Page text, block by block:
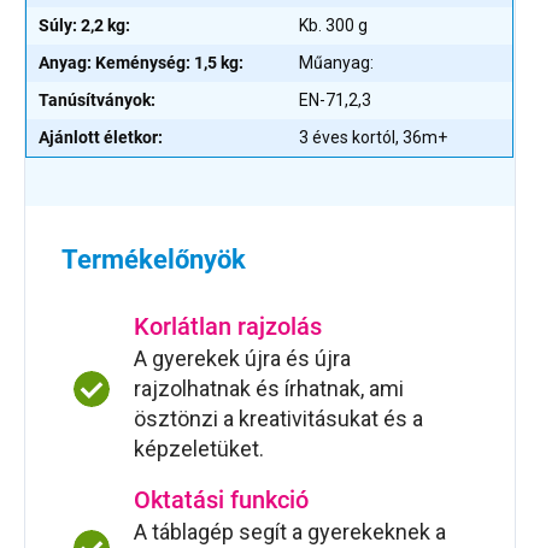
Súly: 2,2 kg:
Kb. 300 g
Anyag: Keménység: 1,5 kg:
Műanyag:
Tanúsítványok:
EN-71,2,3
Ajánlott életkor:
3 éves kortól, 36m+
Termékelőnyök
Korlátlan rajzolás
A gyerekek újra és újra
rajzolhatnak és írhatnak, ami
ösztönzi a kreativitásukat és a
képzeletüket.
Oktatási funkció
A táblagép segít a gyerekeknek a